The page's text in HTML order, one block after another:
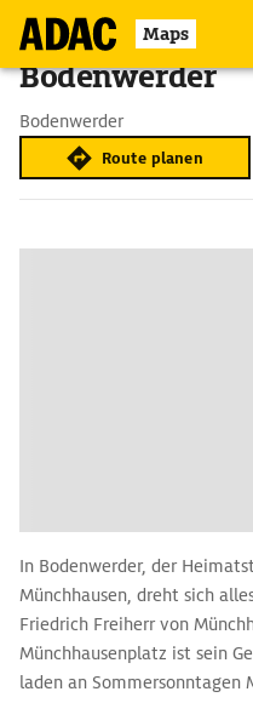
Maps
Bodenwerder
Bodenwerder
Route planen
In Bodenwerder, der
Münchhausen, dreht sich
Friedrich Freiherr von
Münchhausenplatz ist sein
laden an Sommersonntagen